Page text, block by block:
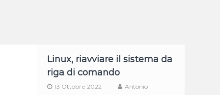
Linux, riavviare il sistema da
riga di comando
13 Ottobre 2022 Antonio